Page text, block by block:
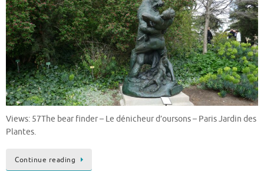
Views: 57The bear finder – Le dénicheur d’oursons – Paris Jardin des
Plantes.
Continue reading